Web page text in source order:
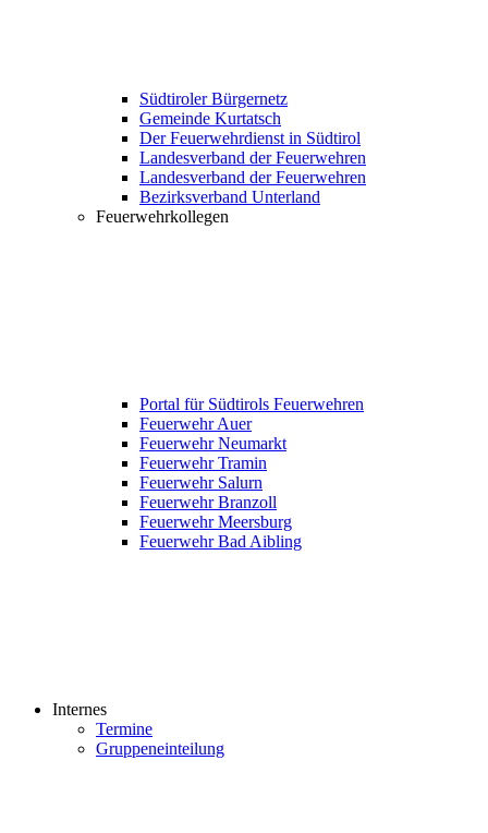
Südtiroler Bürgernetz
Gemeinde Kurtatsch
Der Feuerwehrdienst in Südtirol
Landesverband der Feuerwehren
Landesverband der Feuerwehren
Bezirksverband Unterland
Feuerwehrkollegen
Portal für Südtirols Feuerwehren
Feuerwehr Auer
Feuerwehr Neumarkt
Feuerwehr Tramin
Feuerwehr Salurn
Feuerwehr Branzoll
Feuerwehr Meersburg
Feuerwehr Bad Aibling
Internes
Termine
Gruppeneinteilung